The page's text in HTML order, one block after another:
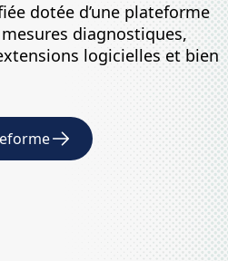
dotée d’une plateforme
diagnostiques,
logicielles et bien